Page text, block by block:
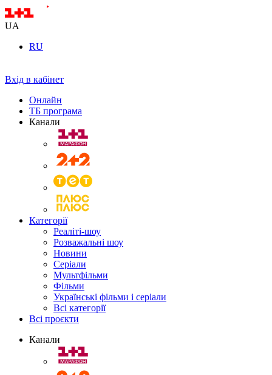
UA
RU
Вхід в кабінет
Онлайн
ТБ програма
Канали
Категорії
Реаліті-шоу
Розважальні шоу
Новини
Серіали
Мультфільми
Фільми
Українські фільми і серіали
Всі категорії
Всі проєкти
Канали